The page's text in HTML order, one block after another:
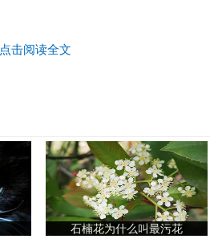
点击阅读全文
石楠花为什么叫最污花